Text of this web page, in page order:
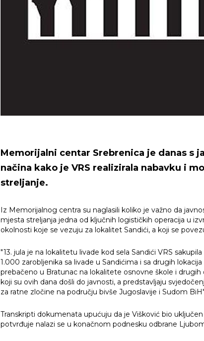
O nama
Izložbe
Memorijalni centar Srebrenica je danas s
načina kako je VRS realizirala nabavku i
streljanje.
Iz Memorijalnog centra su naglasili koliko je važno da
mjesta streljanja jedna od ključnih logističkih operacija u
okolnosti koje se vezuju za lokalitet Sandići, a koji se
"13. jula je na lokalitetu livade kod sela Sandići VRS
1.000 zarobljenika sa livade u Sandićima i sa drugih
prebačeno u Bratunac na lokalitete osnovne škole i
koji su ovih dana došli do javnosti, a predstavljaju
za ratne zločine na području bivše Jugoslavije i Sudom
Transkripti dokumenata upućuju da je Višković bio
potvrđuje nalazi se u konačnom podnesku odbrane